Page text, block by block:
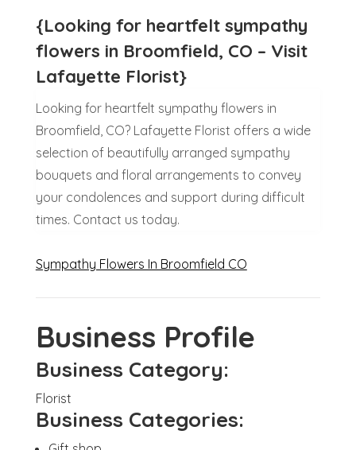
{Looking for heartfelt sympathy
flowers in Broomfield, CO – Visit
Lafayette Florist}
Looking for heartfelt sympathy flowers in
Broomfield, CO? Lafayette Florist offers a wide
selection of beautifully arranged sympathy
bouquets and floral arrangements to convey
your condolences and support during difficult
times. Contact us today.
Sympathy Flowers In Broomfield CO
Business Profile
Business Category:
Florist
Business Categories: